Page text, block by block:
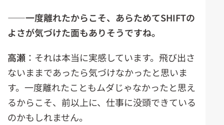
――一度離れたからこそ、あらためてSHIFTの
よさが気づけた面もありそうですね。
高瀬 ：それは本当に実感しています。飛び出さ
ないままであったら気づけなかったと思いま
す。一度離れたこともムダじゃなかったと思え
るからこそ、前以上に、仕事に没頭できている
のかもしれません。